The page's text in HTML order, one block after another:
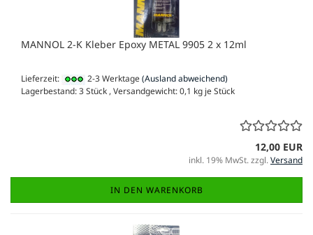
MANNOL 2-K Kleber Epoxy METAL 9905 2 x 12ml
Lieferzeit: 2-3 Werktage(Ausland abweichend)
Lagerbestand: 3 Stück , Versandgewicht:0,1 kg je Stück
12,00 EUR
inkl. 19% MwSt. zzgl.Versand
IN DEN WARENKORB